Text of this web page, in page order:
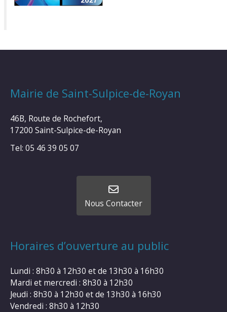
Mairie de Saint-Sulpice-de-Royan
46B, Route de Rochefort,
17200 Saint-Sulpice-de-Royan
Tel: 05 46 39 05 07
Nous Contacter
Horaires d’ouverture au public
Lundi : 8h30 à 12h30 et de 13h30 à 16h30
Mardi et mercredi : 8h30 à 12h30
Jeudi : 8h30 à 12h30 et de 13h30 à 16h30
Vendredi : 8h30 à 12h30